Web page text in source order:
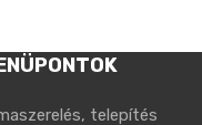
telepítés